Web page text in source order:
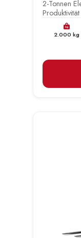
2-Tonnen
kg
2.000 kg